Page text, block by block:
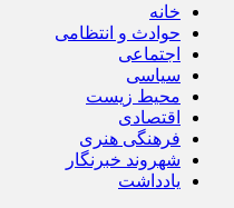
خانه
حوادث و انتظامی
اجتماعی
سیاسی
محیط زیست
اقتصادی
فرهنگی هنری
شهروند خبرنگار
یادداشت